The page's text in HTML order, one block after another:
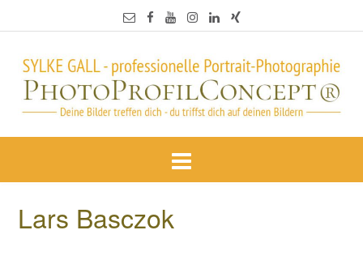
Lars Basczok